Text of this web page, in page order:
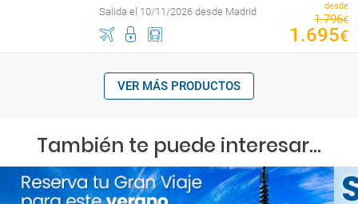
Salida el 10/11/2026 desde Madrid desde
1.796€
1 .695€
VER MÁS PRODUCTOS
También te puede interesar...